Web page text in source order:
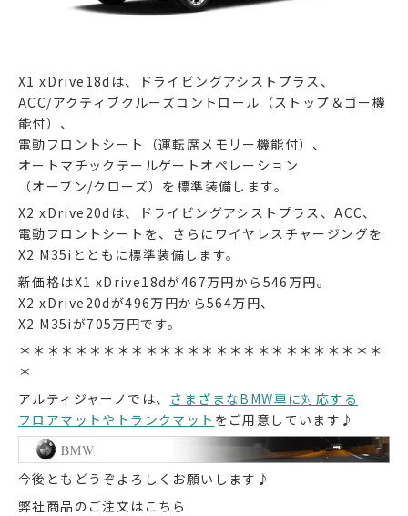
X1 xDrive18dは、ドライビングアシストプラス、
ACC/アクティブクルーズコントロール（ストップ＆ゴー機
能付）、
電動フロントシート（運転席メモリー機能付）、
オートマチックテールゲートオペレーション
（オーブン/クローズ）を標準装備します。
X2 xDrive20dは、ドライビングアシストプラス、ACC、
電動フロントシートを、さらにワイヤレスチャージングを
X2 M35iとともに標準装備します。
新価格はX1 xDrive18dが467万円から546万円。
X2 xDrive20dが496万円から564万円、
X2 M35iが705万円です。
＊＊＊＊＊＊＊＊＊＊＊＊＊＊＊＊＊＊＊＊＊＊＊＊＊＊
＊
アルティジャーノでは、 さまざまなBMW車に対応する
フロアマットやトランクマット をご用意しています♪
今後ともどうぞよろしくお願いします♪
弊社商品のご注文はこちら